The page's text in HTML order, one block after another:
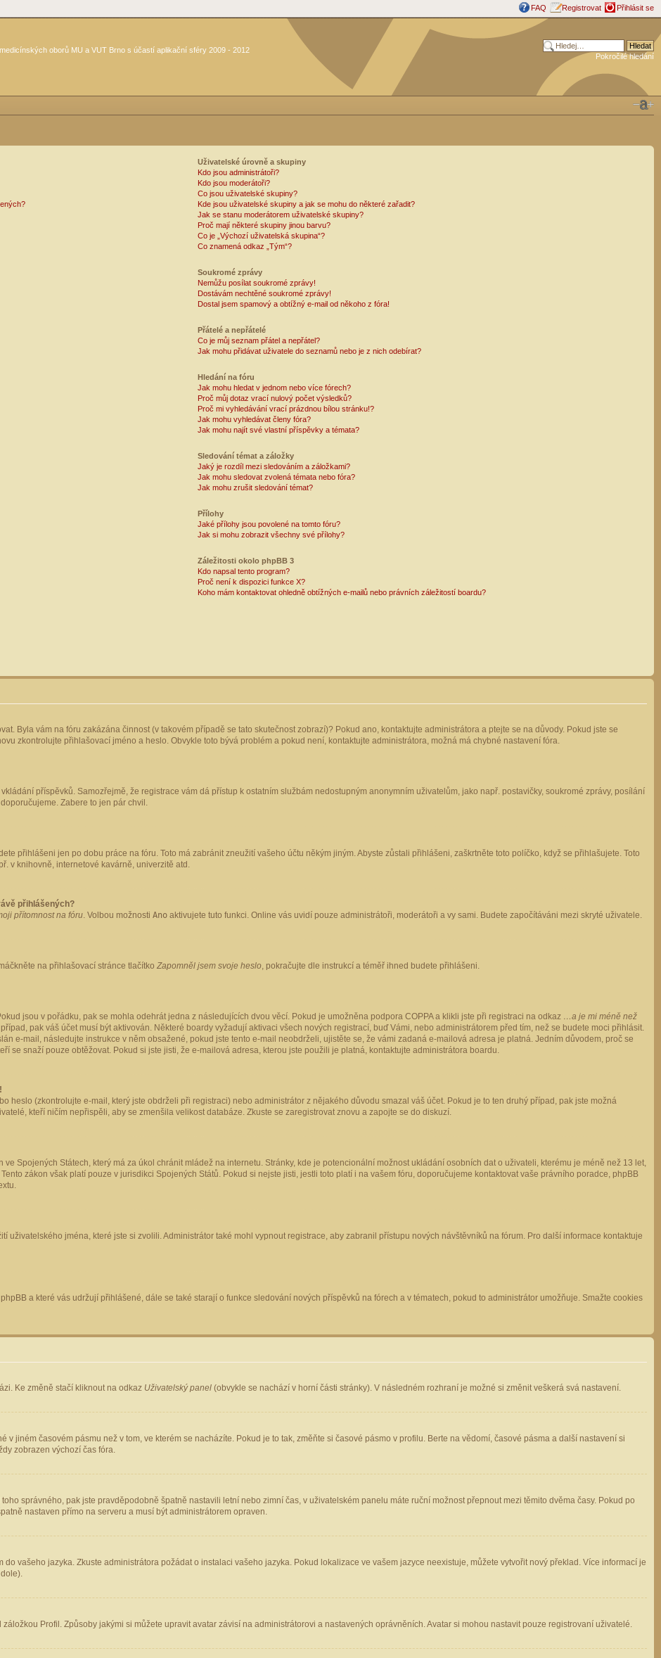
FAQ Registrovat Přihlásit se
oborů MU a VUT Brno s účastí aplikační sféry 2009 - 2012
Pokročilé hledání
Uživatelské úrovně a skupiny
Kdo jsou administrátoři?
Kdo jsou moderátoři?
Co jsou uživatelské skupiny?
Kde jsou uživatelské skupiny a jak se mohu do některé zařadit?
Jak se stanu moderátorem uživatelské skupiny?
Proč mají některé skupiny jinou barvu?
Co je „Výchozí uživatelská skupina“?
Co znamená odkaz „Tým“?
Soukromé zprávy
Nemůžu posílat soukromé zprávy!
Dostávám nechtěné soukromé zprávy!
Dostal jsem spamový a obtížný e-mail od někoho z fóra!
Přátelé a nepřátelé
Co je můj seznam přátel a nepřátel?
Jak mohu přidávat uživatele do seznamů nebo je z nich odebírat?
Hledání na fóru
Jak mohu hledat v jednom nebo více fórech?
Proč můj dotaz vrací nulový počet výsledků?
Proč mi vyhledávání vrací prázdnou bílou stránku!?
Jak mohu vyhledávat členy fóra?
Jak mohu najít své vlastní příspěvky a témata?
Sledování témat a záložky
Jaký je rozdíl mezi sledováním a záložkami?
Jak mohu sledovat zvolená témata nebo fóra?
Jak mohu zrušit sledování témat?
Přílohy
Jaké přílohy jsou povolené na tomto fóru?
Jak si mohu zobrazit všechny své přílohy?
Záležitosti okolo phpBB 3
Kdo napsal tento program?
Proč není k dispozici funkce X?
Koho mám kontaktovat ohledně obtížných e-mailů nebo právních záležitostí boardu?
Byla vám na fóru zakázána činnost (v takovém případě se tato skutečnost zobrazí)? Pokud ano, kontaktujte administrátora a ptejte se na důvody. Pokud jste se
zkontrolujte přihlašovací jméno a heslo. Obvykle toto bývá problém a pokud není, kontaktujte administrátora, možná má chybné nastavení fóra.
příspěvků. Samozřejmě, že registrace vám dá přístup k ostatním službám nedostupným anonymním uživatelům, jako např. postavičky, soukromé zprávy, posílání
Zabere to jen pár chvil.
přihlášeni jen po dobu práce na fóru. Toto má zabránit zneužití vašeho účtu někým jiným. Abyste zůstali přihlášeni, zaškrtněte toto políčko, když se přihlašujete. Toto
v knihovně, internetové kavárně, univerzitě atd.
přihlášených?
přítomnost na fóru. Volbou možnosti Ano aktivujete tuto funkci. Online vás uvidí pouze administrátoři, moderátoři a vy sami. Budete započítáváni mezi skryté uživatele.
na přihlašovací stránce tlačítko Zapomněl jsem svoje heslo, pokračujte dle instrukcí a téměř ihned budete přihlášeni.
jsou v pořádku, pak se mohla odehrát jedna z následujících dvou věcí. Pokud je umožněna podpora COPPA a klikli jste při registraci na odkaz …a je mi méně než
pak váš účet musí být aktivován. Některé boardy vyžadují aktivaci všech nových registrací, buď Vámi, nebo administrátorem před tím, než se budete moci přihlásit.
e-mail, následujte instrukce v něm obsažené, pokud jste tento e-mail neobdrželi, ujistěte se, že vámi zadaná e-mailová adresa je platná. Jedním důvodem, proč se
se snaží pouze obtěžovat. Pokud si jste jisti, že e-mailová adresa, kterou jste použili je platná, kontaktujte administrátora boardu.
heslo (zkontrolujte e-mail, který jste obdrželi při registraci) nebo administrátor z nějakého důvodu smazal váš účet. Pokud je to ten druhý případ, pak jste možná
kteří ničím nepřispěli, aby se zmenšila velikost databáze. Zkuste se zaregistrovat znovu a zapojte se do diskuzí.
Spojených Státech, který má za úkol chránit mládež na internetu. Stránky, kde je potencionální možnost ukládání osobních dat o uživateli, kterému je méně než 13 let,
zákon však platí pouze v jurisdikci Spojených Států. Pokud si nejste jisti, jestli toto platí i na vašem fóru, doporučujeme kontaktovat vaše právního poradce, phpBB
uživatelského jména, které jste si zvolili. Administrátor také mohl vypnout registrace, aby zabranil přístupu nových návštěvníků na fórum. Pro další informace kontaktuje
a které vás udržují přihlášené, dále se také starají o funkce sledování nových příspěvků na fórech a v tématech, pokud to administrátor umožňuje. Smažte cookies
Ke změně stačí kliknout na odkaz Uživatelský panel (obvykle se nachází v horní části stránky). V následném rozhraní je možné si změnit veškerá svá nastavení.
v jiném časovém pásmu než v tom, ve kterém se nacházíte. Pokud je to tak, změňte si časové pásmo v profilu. Berte na vědomí, časové pásma a další nastavení si
zobrazen výchozí čas fóra.
správného, pak jste pravděpodobně špatně nastavili letní nebo zimní čas, v uživatelském panelu máte ruční možnost přepnout mezi těmito dvěma časy. Pokud po
nastaven přímo na serveru a musí být administrátorem opraven.
vašeho jazyka. Zkuste administrátora požádat o instalaci vašeho jazyka. Pokud lokalizace ve vašem jazyce neexistuje, můžete vytvořit nový překlad. Více informací je
Profil. Způsoby jakými si můžete upravit avatar závisí na administrátorovi a nastavených oprávněních. Avatar si mohou nastavit pouze registrovaní uživatelé.